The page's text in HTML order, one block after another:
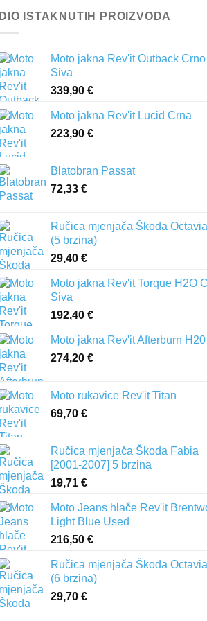
DIO ISTAKNUTIH PROIZVODA
Moto jakna Rev'it Outback Crno
Siva
339,90 €
Moto jakna Rev'it Lucid Crna
223,90 €
Blatobran Passat
72,33 €
Ručica mjenjača Škoda Octavia
(5 brzina)
29,40 €
Moto jakna Rev'it Torque H2O
Siva
192,40 €
Moto jakna Rev'it Afterburn H20
274,20 €
Moto rukavice Rev'it Titan
69,70 €
Ručica mjenjača Škoda Fabia
[2001-2007] 5 brzina
19,71 €
Moto Jeans hlače Rev'it
Light Blue Used
216,50 €
Ručica mjenjača Škoda Octavia
(6 brzina)
29,70 €